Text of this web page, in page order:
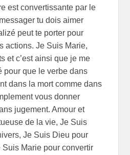
est convertissante par le
tu dois aimer
peut te porter pour
actions. Je Suis Marie,
et c’est ainsi que je me
pour que le verbe dans
dans la mort comme dans
vous donner
jugement. Amour et
de la vie, Je Suis
Je Suis Dieu pour
Suis Marie pour convertir